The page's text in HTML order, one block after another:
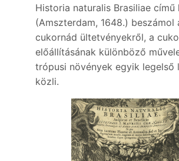
Historia naturalis Brasiliae című
(Amszterdam, 1648.) beszámol
cukornád ültetvényekről, a
előállításának különböző
trópusi növények egyik legelső
közli.